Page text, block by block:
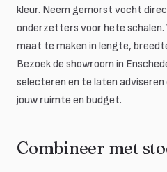
kleur. Neem gemorst vocht
onderzetters voor hete schalen.
maat te maken in lengte,
Bezoek de showroom in
selecteren en te laten
jouw ruimte en budget.
Combineer met